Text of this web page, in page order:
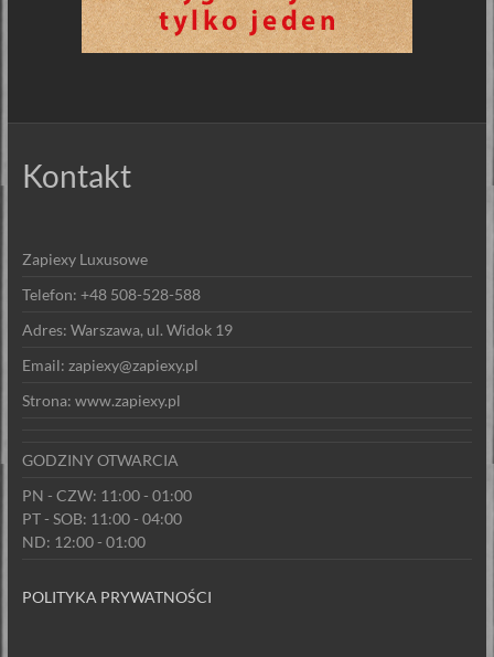
Kontakt
Zapiexy Luxusowe
Telefon: +48 508-528-588
Adres: Warszawa, ul. Widok 19
Email: zapiexy@zapiexy.pl
Strona: www.zapiexy.pl
GODZINY OTWARCIA
PN - CZW: 11:00 - 01:00
PT - SOB: 11:00 - 04:00
ND: 12:00 - 01:00
POLITYKA PRYWATNOŚCI